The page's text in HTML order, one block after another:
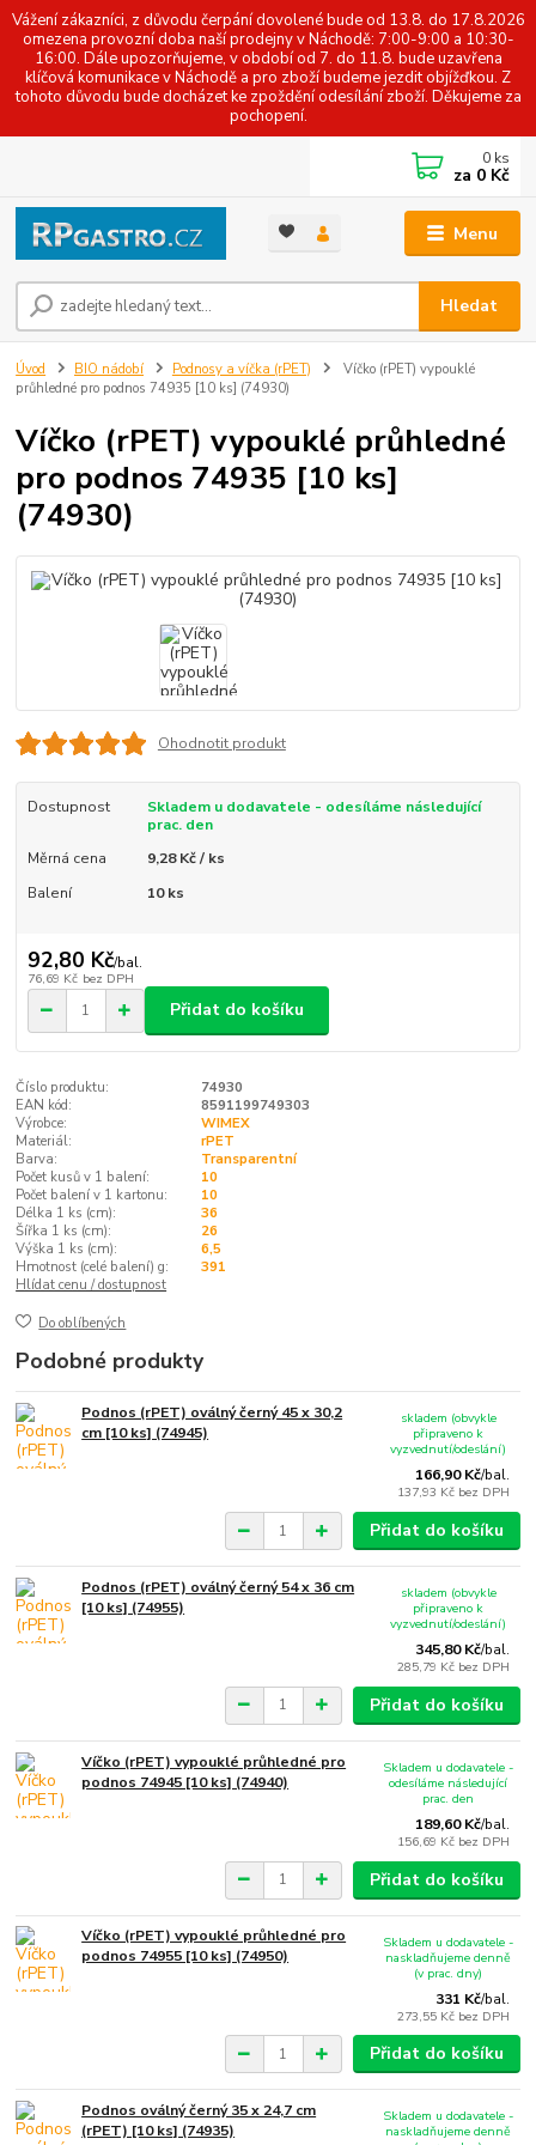
Vážení zákazníci, z důvodu čerpání dovolené bude od 13.8. do 17.8.2026
omezena provozní doba naší prodejny v Náchodě: 7:00-9:00 a 10:30-
16:00. Dále upozorňujeme, v období od 7. do 11.8. bude uzavřena
klíčová komunikace v Náchodě a pro zboží budeme jezdit objížďkou. Z
tohoto důvodu bude docházet ke zpoždění odesílání zboží. Děkujeme za
pochopení.
Menu
Hledat
0 ks
za 0 Kč
Úvod BIO nádobí Podnosy a víčka (rPET)
Víčko (rPET) vypouklé
průhledné pro podnos 74935 [10 ks] (74930)
Víčko (rPET) vypouklé průhledné
pro podnos 74935 [10 ks]
(74930)
Ohodnotit produkt
Dostupnost
Skladem u dodavatele - odesíláme následující
prac. den
Měrná cena
9,28 Kč / ks
Balení
10 ks
92,80 Kč/bal.
76,69 Kč bez DPH
Přidat do košíku
Číslo produktu:
74930
EAN kód:
8591199749303
Výrobce:
WIMEX
Materiál:
rPET
Barva:
Transparentní
Počet kusů v 1 balení:
10
Počet balení v 1 kartonu:
10
Délka 1 ks (cm):
36
Šířka 1 ks (cm):
26
Výška 1 ks (cm):
6,5
Hmotnost (celé balení) g:
391
Hlídat cenu / dostupnost
Do oblíbených
Podobné produkty
Podnos (rPET) oválný černý 45 x 30,2
cm [10 ks] (74945)
166,90 Kč/bal.
137,93 Kč bez DPH
skladem (obvykle
připraveno k
vyzvednutí/odeslání)
Přidat do košíku
Podnos (rPET) oválný černý 54 x 36 cm
[10 ks] (74955)
345,80 Kč/bal.
285,79 Kč bez DPH
skladem (obvykle
připraveno k
vyzvednutí/odeslání)
Přidat do košíku
Víčko (rPET) vypouklé průhledné pro
podnos 74945 [10 ks] (74940)
189,60 Kč/bal.
156,69 Kč bez DPH
Skladem u dodavatele -
odesíláme následující
prac. den
Přidat do košíku
Víčko (rPET) vypouklé průhledné pro
podnos 74955 [10 ks] (74950)
331 Kč/bal.
273,55 Kč bez DPH
Skladem u dodavatele -
naskladňujeme denně
(v prac. dny)
Přidat do košíku
Podnos oválný černý 35 x 24,7 cm
(rPET) [10 ks] (74935)
Skladem u dodavatele -
naskladňujeme denně